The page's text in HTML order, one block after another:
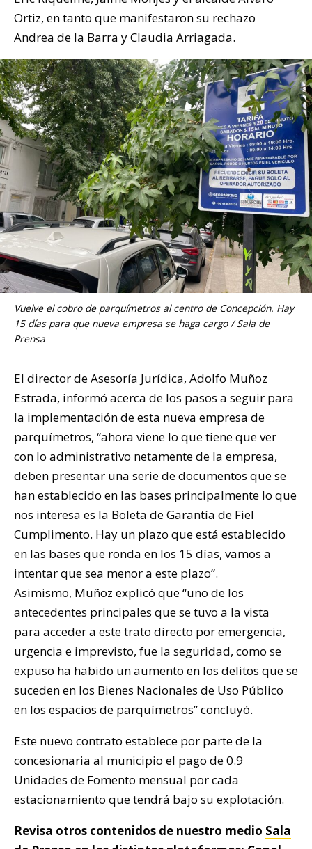
Ortiz, en tanto que manifestaron su rechazo
Andrea de la Barra y Claudia Arriagada.
Vuelve el cobro de parquímetros al centro de Concepción. Hay
15 días para que nueva empresa se haga cargo / Sala de
Prensa
El director de Asesoría Jurídica, Adolfo Muñoz
Estrada, informó acerca de los pasos a seguir para
la implementación de esta nueva empresa de
parquímetros, “ahora viene lo que tiene que ver
con lo administrativo netamente de la empresa,
deben presentar una serie de documentos que se
han establecido en las bases principalmente lo que
nos interesa es la Boleta de Garantía de Fiel
Cumplimento. Hay un plazo que está establecido
en las bases que ronda en los 15 días, vamos a
intentar que sea menor a este plazo”.
Asimismo, Muñoz explicó que “uno de los
antecedentes principales que se tuvo a la vista
para acceder a este trato directo por emergencia,
urgencia e imprevisto, fue la seguridad, como se
expuso ha habido un aumento en los delitos que se
suceden en los Bienes Nacionales de Uso Público
en los espacios de parquímetros” concluyó.
Este nuevo contrato establece por parte de la
concesionaria al municipio el pago de 0.9
Unidades de Fomento mensual por cada
estacionamiento que tendrá bajo su explotación.
Revisa otros contenidos de nuestro medio Sala